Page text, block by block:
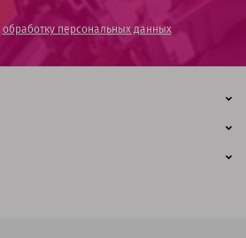
обработку персональных данных